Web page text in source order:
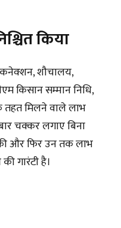
किया
कनेक्शन, शौचालय,
किसान सम्मान निधि,
के तहत मिलने वाले लाभ
चक्कर लगाए बिना
की और फिर उन तक लाभ
गारंटी है।